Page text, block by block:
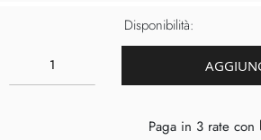
Disponibilità:
Paga in 3 rate con